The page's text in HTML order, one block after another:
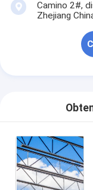
Camino 2#,
Zhejiang